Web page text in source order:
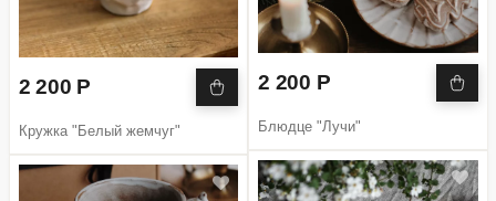
2 200 Р
Кружка "Белый жемчуг"
2 200 Р
Блюдце "Лучи"